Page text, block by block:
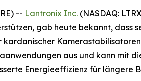
-- Lantronix Inc. (NASDAQ:
gab heute bekannt, dass
aus und kann mit
Energieeffizienz für